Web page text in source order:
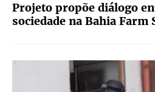
Projeto propõe diálogo
sociedade na Bahia Farm